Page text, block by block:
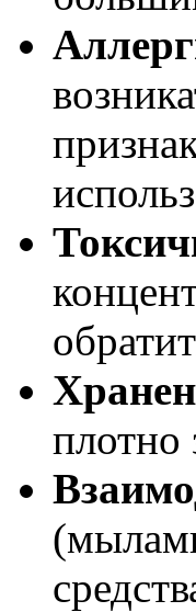
плотно